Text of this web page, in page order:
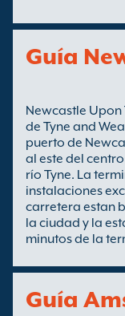
Guía
Newcastle Upon
de Tyne and
puerto de
al este del
río Tyne. La
instalaciones
carretera estan
la ciudad y la
minutos de la
Guía